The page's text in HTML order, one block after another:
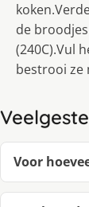
de
(240C).Vul
bestrooi ze
Voor